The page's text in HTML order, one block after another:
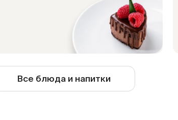
Все блюда и напитки